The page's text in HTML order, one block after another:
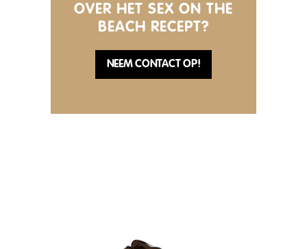
OVER HET SEX ON THE
BEACH RECEPT?
NEEM CONTACT OP!